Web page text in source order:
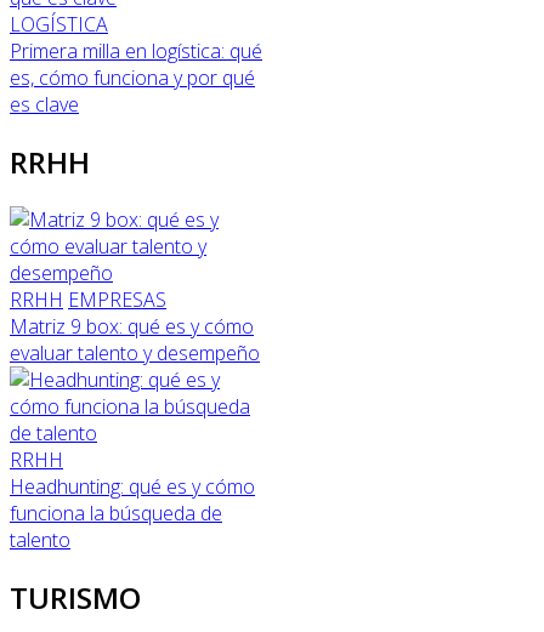
LOGÍSTICA
Primera milla en logística: qué
es, cómo funciona y por qué
es clave
RRHH
RRHH EMPRESAS
Matriz 9 box: qué es y cómo
evaluar talento y desempeño
RRHH
Headhunting: qué es y cómo
funciona la búsqueda de
talento
TURISMO